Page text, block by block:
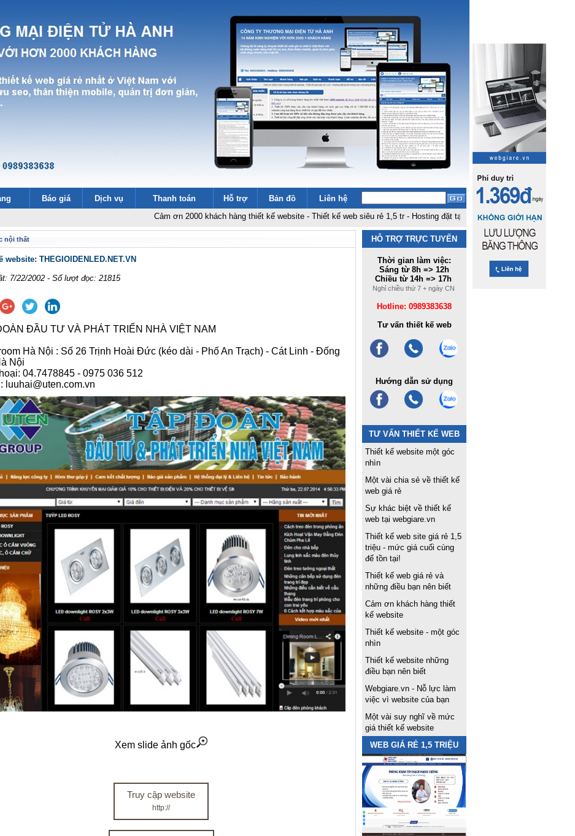
Báo giá Dịch vụ Thanh toán Hỗ trợ Bản đồ
Liên hệ
Cảm ơn 2000 khách hàng thiết kế website -Thiết kế web siêu rẻ 1,5 tr- Hosting đặt tại fpt không hạn chế băng thông, dung
nội thất
website: THEGIOIDENLED.NET.VN
7/22/2002 - Số lượt đọc: 21815
ĐẦU TƯ VÀ PHÁT TRIỂN NHÀ VIỆT NAM
Hà Nội : Số 26 Trịnh Hoài Đức (kéo dài - Phố An Trạch) - Cát Linh - Đống
Nội
04.7478845 - 0975 036 512
luuhai@uten.com.vn
Xem slide ảnh gốc
Truy cập website
http://
HỖ TRỢ TRỰC TUYẾN
Thời gian làm việc:
Sáng từ 8h => 12h
Chiều từ 14h => 17h
Nghỉ chiều thứ 7 + ngày CN
Hotline: 0989383638
Tư vấn thiết kế web
Hướng dẫn sử dụng
TƯ VẤN THIẾT KẾ WEB
Thiết kế website một góc
nhìn
Một vài chia sẻ về thiết kế
web giá rẻ
Sự khác biệt về thiết kế
web tại webgiare.vn
Thiết kế web site giá rẻ 1,5
triệu - mức giá cuối cùng
để tồn tại!
Thiết kế web giá rẻ và
những điều bạn nên biết
Cảm ơn khách hàng thiết
kế website
Thiết kế website - một góc
nhìn
Thiết kế website những
điều bạn nên biết
Webgiare.vn - Nỗ lực làm
việc vì website của bạn
Một vài suy nghĩ về mức
giá thiết kế website
WEB GIÁ RẺ 1,5 TRIỆU